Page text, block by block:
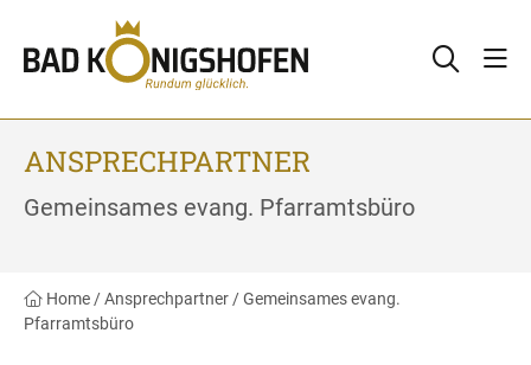
ANSPRECHPARTNER
Gemeinsames evang. Pfarramtsbüro
Home /Ansprechpartner /Gemeinsames evang.
Pfarramtsbüro